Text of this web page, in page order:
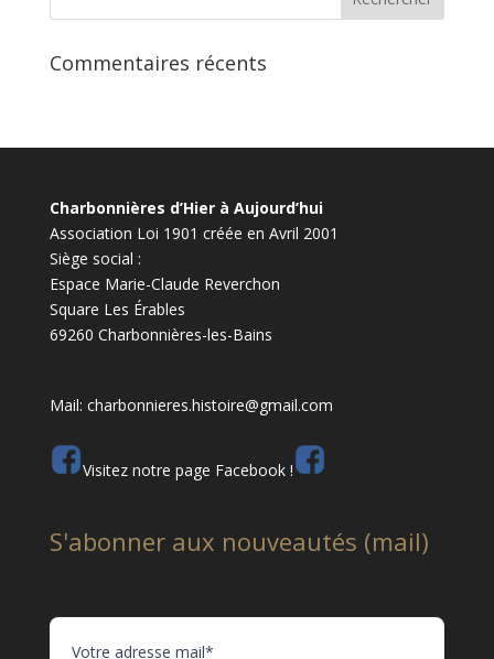
Commentaires récents
Charbonnières d’Hier à Aujourd’hui
Association Loi 1901 créée en Avril 2001
Siège social :
Espace Marie-Claude Reverchon
Square Les Érables
69260 Charbonnières-les-Bains
Mail: charbonnieres.histoire@gmail.com
Visitez notre page Facebook !
S'abonner aux nouveautés (mail)
Votre adresse mail*